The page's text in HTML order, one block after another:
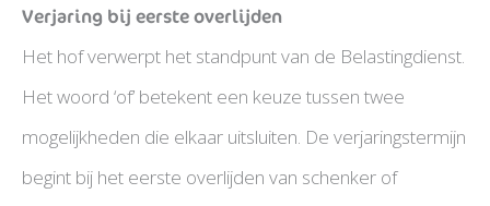
Verjaring bij eerste overlijden
Het hof verwerpt het standpunt van de Belastingdienst.
Het woord ‘of’ betekent een keuze tussen twee
mogelijkheden die elkaar uitsluiten. De verjaringstermijn
begint bij het eerste overlijden van schenker of